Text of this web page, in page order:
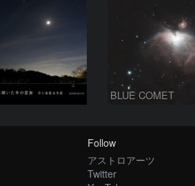
BLUE COMET
Follow
アストロアーツ
Twitter